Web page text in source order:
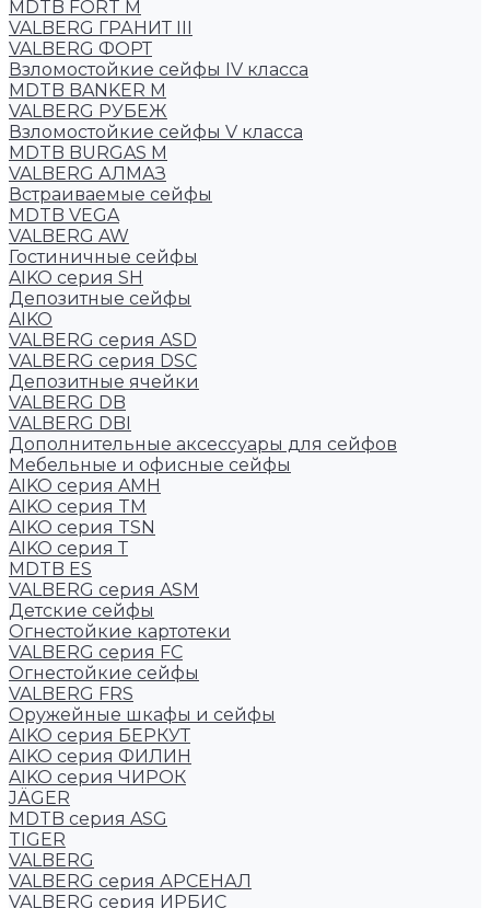
MDTB FORT M
VALBERG ГРАНИТ III
VALBERG ФОРТ
Взломостойкие сейфы IV класса
MDTB BANKER M
VALBERG РУБЕЖ
Взломостойкие сейфы V класса
MDTB BURGAS M
VALBERG АЛМАЗ
Встраиваемые сейфы
MDTB VEGA
VALBERG AW
Гостиничные сейфы
AIKO серия SH
Депозитные сейфы
AIKO
VALBERG серия ASD
VALBERG серия DSC
Депозитные ячейки
VALBERG DB
VALBERG DBI
Дополнительные аксессуары для сейфов
Мебельные и офисные сейфы
AIKO серия AMH
AIKO серия TM
AIKO серия TSN
AIKO серия Т
MDTB ES
VALBERG серия ASM
Детские сейфы
Огнестойкие картотеки
VALBERG серия FC
Огнестойкие сейфы
VALBERG FRS
Оружейные шкафы и сейфы
AIKO серия БЕРКУТ
AIKO серия ФИЛИН
AIKO серия ЧИРОК
JÄGER
MDTB серия ASG
TIGER
VALBERG
VALBERG серия АРСЕНАЛ
VALBERG серия ИРБИС